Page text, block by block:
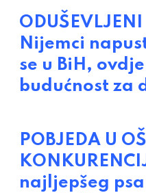
Nijemci
se u BiH,
budućnost za
POBJEDA U
najljepšeg